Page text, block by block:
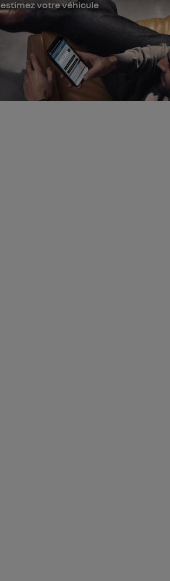
estimez votre véhicule